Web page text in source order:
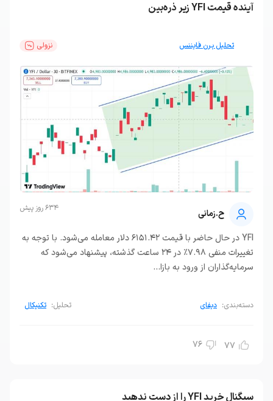
آینده قیمت YFI زیر ذره‌بین
تحلیل یرن فایننس نزولی
ح.زمانی 634 روز پیش
YFI در حال حاضر با قیمت ۶۱۵۱.۴۲ دلار معامله می‌شود. با توجه به
تغییرات منفی ۷.۹۸٪ در ۲۴ ساعت گذشته، پیشنهاد می‌شود که
سرمایه‌گذاران از ورود به بازا...
دسته‌بندی: دیفای تحلیل: تکنیکال
77
76
سیگنال خرید YFI را از دست ندهید